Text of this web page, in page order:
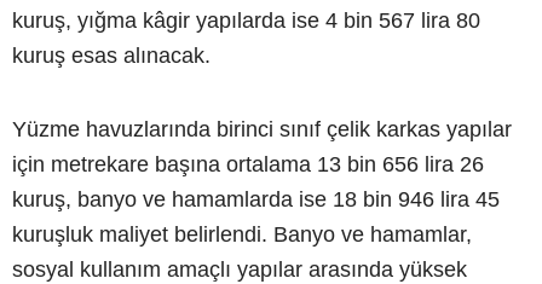
kuruş, yığma kâgir yapılarda ise 4 bin 567 lira 80
kuruş esas alınacak.
Yüzme havuzlarında birinci sınıf çelik karkas yapılar
için metrekare başına ortalama 13 bin 656 lira 26
kuruş, banyo ve hamamlarda ise 18 bin 946 lira 45
kuruşluk maliyet belirlendi. Banyo ve hamamlar,
sosyal kullanım amaçlı yapılar arasında yüksek